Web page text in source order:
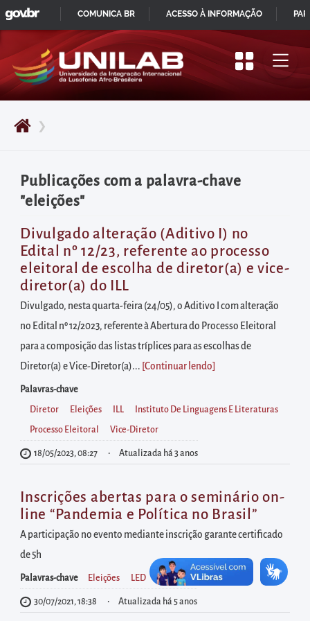
Pular
para
início
do
principal
Acessar
diretamente
o
menu
principal
Acessar
diretamente
à
área
para
realizar
buscas
internas
Acessar
as
informações
postas
no
rodapé
❯
Publicações com a palavra-chave
"eleições"
Divulgado alteração (Aditivo I) no
Edital nº 12/23, referente ao processo
eleitoral de escolha de diretor(a) e vice-
diretor(a) do ILL
Divulgado, nesta quarta-feira (24/05), o Aditivo I com alteração
no Edital nº 12/2023, referente à Abertura do Processo Eleitoral
para a composição das listas tríplices para as escolhas de
Diretor(a) e Vice-Diretor(a)... [Continuar lendo
Palavras-chave
Diretor Eleições ILL Instituto De Linguagens E Literaturas
Processo Eleitoral Vice-Diretor
18/05/2023, 08:27 Atualizada há 3 anos
Inscrições abertas para o seminário on-
line “Pandemia e Política no Brasil”
A participação no evento mediante inscrição garante certificado
de 5h
Palavras-chave Eleições LED Pandemia
30/07/2021, 18:38 Atualizada há 5 anos
IR
PARA
CONTEÚDO
GOVBR
COMUNICA BR ACESSO À INFORMAÇÃO